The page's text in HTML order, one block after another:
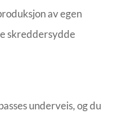
av egen
skreddersydde
underveis, og du